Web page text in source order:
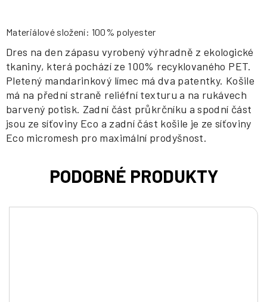
Materiálové složení: 100% polyester
Dres na den zápasu vyrobený výhradně z ekologické
tkaniny, která pochází ze 100% recyklovaného PET.
Pletený mandarinkový límec má dva patentky. Košile
má na přední straně reliéfní texturu a na rukávech
barvený potisk. Zadní část průkrčníku a spodní část
jsou ze síťoviny Eco a zadní část košile je ze síťoviny
Eco micromesh pro maximální prodyšnost.